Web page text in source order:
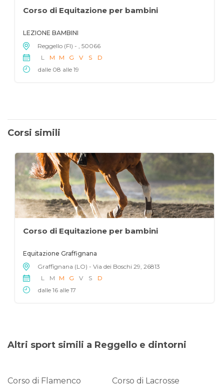
Corso di Equitazione per bambini
LEZIONE BAMBINI
Reggello (FI) - , 50066
L
M M G V S
D
dalle 08 alle 19
Corsi simili
Corso di Equitazione per bambini
Equitazione Graffignana
Graffignana (LO) - Via dei Boschi 29, 26813
L
M M G V S
D
dalle 16 alle 17
Altri sport simili a Reggello e dintorni
Corso di Flamenco Corso di Lacrosse